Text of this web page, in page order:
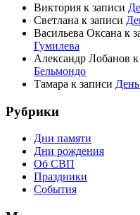
Виктория к записи
Светлана к записи
Васильева Оксана к
Гумилева
Александр Лобанов
Бельмондо
Тамара к записи
Рубрики
Дни памяти
Дни рождения
Об СВП
Праздники
События